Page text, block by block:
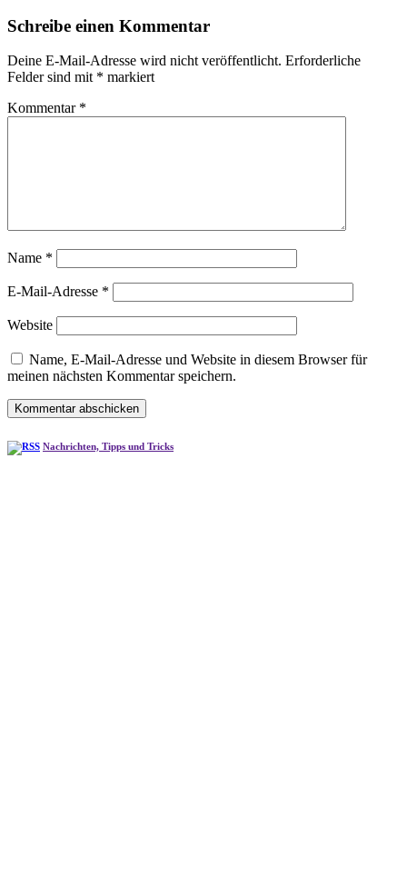
Schreibe einen Kommentar
Deine E-Mail-Adresse wird nicht veröffentlicht. Erforderliche
Felder sind mit * markiert
Kommentar *
Name *
E-Mail-Adresse *
Website
Name, E-Mail-Adresse und Website in diesem Browser für
meinen nächsten Kommentar speichern.
Nachrichten, Tipps und Tricks